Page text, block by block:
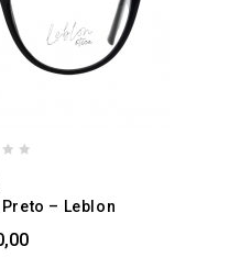
– Leblon